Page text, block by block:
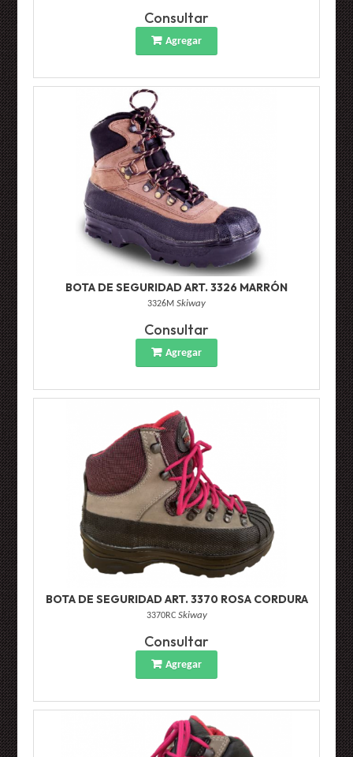
Consultar
Agregar
BOTA DE SEGURIDAD ART. 3326 MARRÓN
3326M Skiway
Consultar
Agregar
BOTA DE SEGURIDAD ART. 3370 ROSA CORDURA
3370RC Skiway
Consultar
Agregar